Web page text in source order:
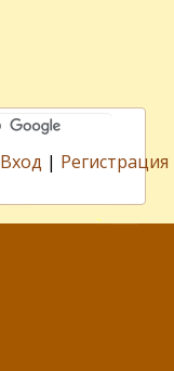
Вход | Регистрация